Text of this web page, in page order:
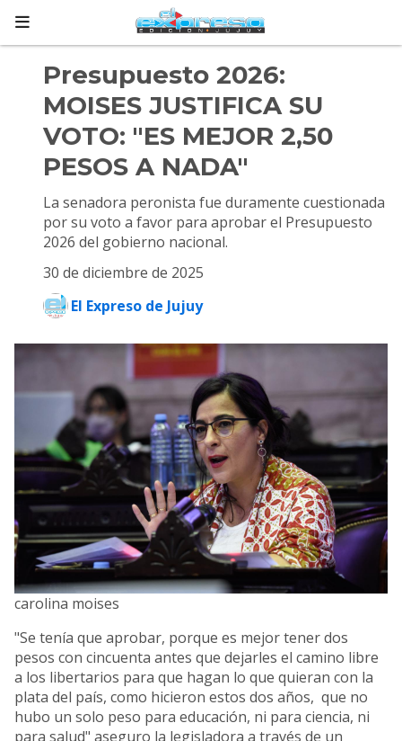
Presupuesto 2026:
MOISES JUSTIFICA SU
VOTO: "ES MEJOR 2,50
PESOS A NADA"
La senadora peronista fue duramente cuestionada
por su voto a favor para aprobar el Presupuesto
2026 del gobierno nacional.
30 de diciembre de 2025
El Expreso de Jujuy
carolina moises
"Se tenía que aprobar, porque es mejor tener dos
pesos con cincuenta antes que dejarles el camino libre
a los libertarios para que hagan lo que quieran con la
plata del país, como hicieron estos dos años, que no
hubo un solo peso para educación, ni para ciencia, ni
para salud" aseguro la legisladora a través de un